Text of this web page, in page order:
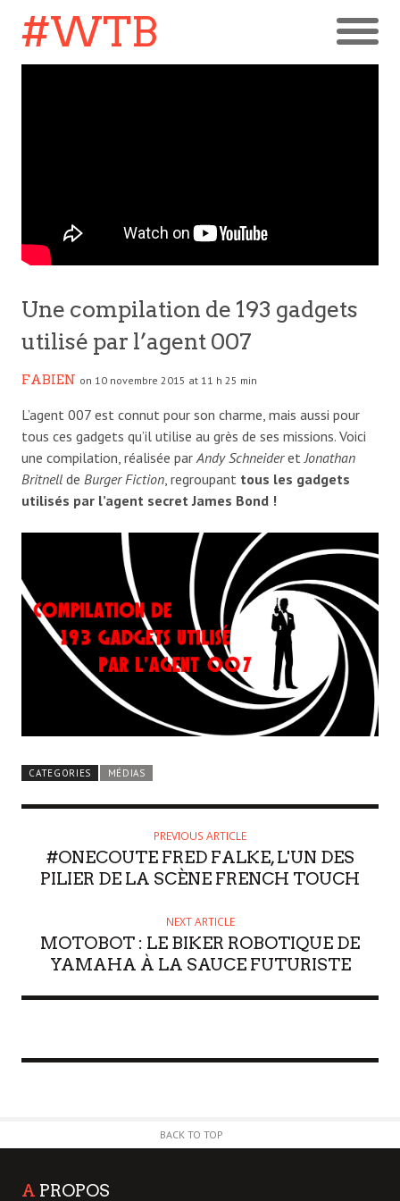
#WTB
Une compilation de 193 gadgets
utilisé par l’agent 007
FABIEN on 10 novembre 2015 at 11 h 25 min
L’agent 007 est connut pour son charme, mais aussi pour
tous ces gadgets qu’il utilise au grès de ses missions. Voici
une compilation, réalisée par Andy Schneideret Jonathan
Britnell de Burger Fiction , regroupant tous les gadgets
utilisés par l’agent secret James Bond !
CATEGORIES MÉDIAS
PREVIOUS ARTICLE
#ONECOUTE FRED FALKE, L'UN DES
PILIER DE LA SCÈNE FRENCH TOUCH
NEXT ARTICLE
MOTOBOT : LE BIKER ROBOTIQUE DE
YAMAHA À LA SAUCE FUTURISTE
BACK TO TOP
A PROPOS